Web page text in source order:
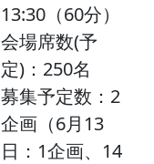
13:30（60分）
会場席数(予
定)：250名
募集予定数：2
企画（6月13
日：1企画、14